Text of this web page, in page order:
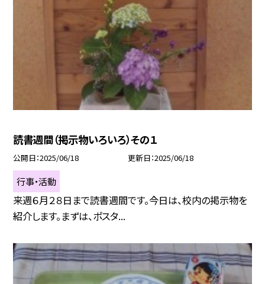
読書週間（掲示物いろいろ）その１
公開日 2025/06/18 更新日 2025/06/18
行事・活動
来週６月２８日まで読書週間です。今日は、校内の掲示物を
紹介します。まずは、ポスタ...